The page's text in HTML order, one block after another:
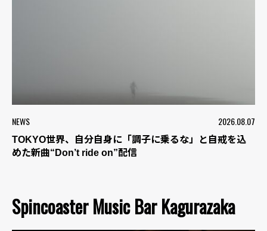
NEWS 2026.08.07
TOKYO世界、自分自身に「調子に乗るな」と自戒を込
めた新曲“Don’t ride on”配信
Spincoaster Music Bar Kagurazaka